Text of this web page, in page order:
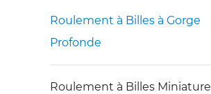
Roulement à Billes à Gorge
Profonde
Roulement à Billes Miniature